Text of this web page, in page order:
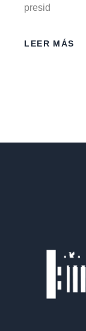
presid
LEER MÁS